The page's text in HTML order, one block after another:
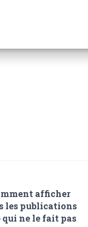
afficher
les publications
ne le fait pas